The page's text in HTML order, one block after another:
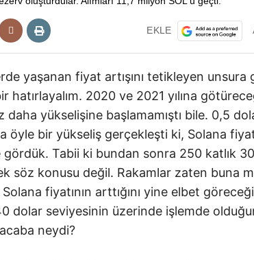
EKLE
yaşanan fiyat artışını tetikleyen unsura
hatırlayalım. 2020 ve 2021 yılına
daha yükselişine başlamamıştı bile. 0,5
öyle bir yükseliş gerçekleşti ki, Solana
Tabii ki bundan sonra 250 katlık
söz konusu değil. Rakamlar zaten buna
fiyatının arttığını yine elbet
dolar seviyesinin üzerinde işlemde
neydi?